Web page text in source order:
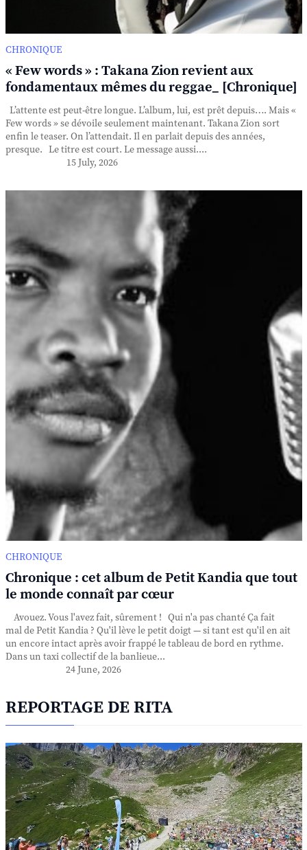
CHRONIQUE
« Few words » : Takana Zion revient aux
fondamentaux mêmes du reggae_ [Chronique]
L’attente est peut-être longue. L’album, lui, est prêt depuis…. Mais «
Few words » se dévoile seulement maintenant. Takana Zion sort
enfin le teaser. On l’attendait. Il en parlait depuis des années,
presque. Le titre est court. Le message aussi....
15 July, 2026
CHRONIQUE
Chronique : cet album de Petit Kandia que tout
le monde connaît par cœur
Avouez. Vous l'avez fait, sûrement ! Qui n'a pas chanté Ça fait
mal de Petit Kandia ? Qu'il lève le petit doigt — si tant est qu'il en ait
un encore intact après avoir frappé le tableau de bord en rythme.
Dans un taxi collectif de la banlieue...
24 June, 2026
REPORTAGE DE RITA